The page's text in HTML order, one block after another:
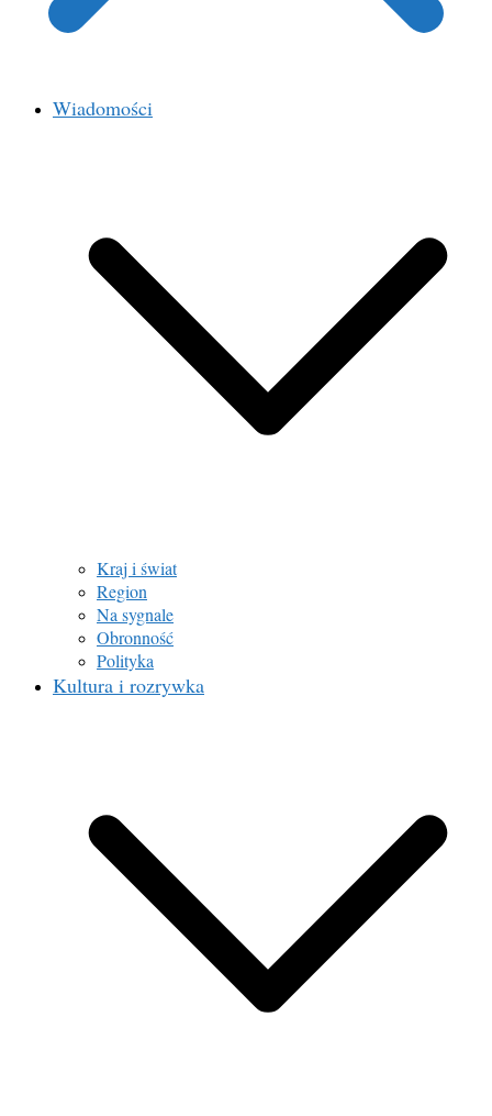
Wiadomości
Kraj i świat
Region
Na sygnale
Obronność
Polityka
Kultura i rozrywka